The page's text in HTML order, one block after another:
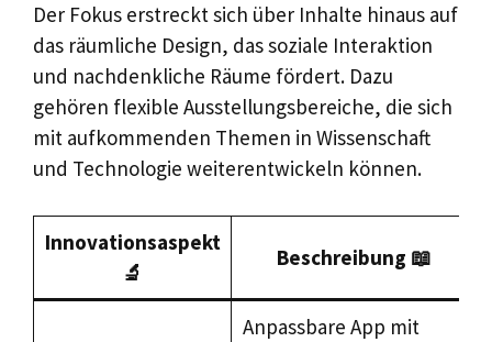
Der Fokus erstreckt sich über Inhalte hinaus auf
das räumliche Design, das soziale Interaktion
und nachdenkliche Räume fördert. Dazu
gehören flexible Ausstellungsbereiche, die sich
mit aufkommenden Themen in Wissenschaft
und Technologie weiterentwickeln können.
Innovationsaspekt
🔬
Beschreibung 📖
Anpassbare App mit